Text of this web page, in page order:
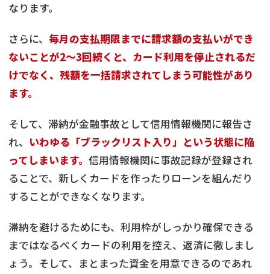
なります。
さらに、 毎月の支払期限までに請求額の支払いができ
ないことが2～3回続くと、カード利用を停止されるだ
けでなく、残額を一括請求されてしまう可能性があり
ます。
そして、滞納が金融事故として信用情報機関に報告さ
れ、 いわゆる「ブラックリスト入り」という状態に陥
ってしまいます。 信用情報機関に事故記録が登録され
ることで、新しくカードを作ったりローンを組んだり
することができなくなります。
滞納を避けるためにも、利用枠がしっかり確保できる
まではなるべくカードの利用を控え、返済に徹しまし
ょう。そして、まとまった資金を用意できるのであれ